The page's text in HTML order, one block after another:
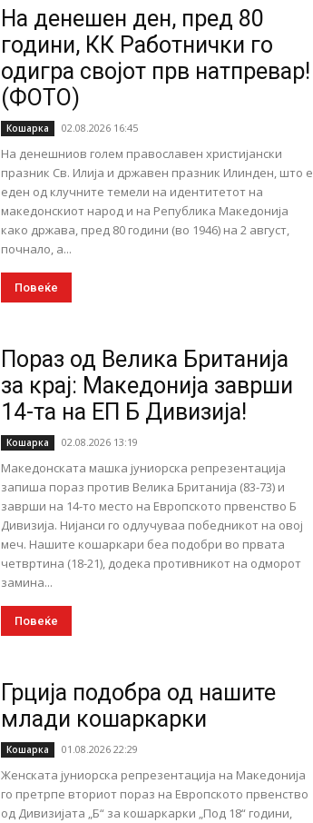
На денешен ден, пред 80
години, КК Работнички го
одигра својот прв натпревар!
(ФОТО)
Кошарка 02.08.2026 16:45
На денешниов голем православен христијански
празник Св. Илија и државен празник Илинден, што е
еден од клучните темели на идентитетот на
македонскиот народ и на Република Македонија
како држава, пред 80 години (во 1946) на 2 август,
почнало, а...
Повеќе
Пораз од Велика Британија
за крај: Македонија заврши
14-та на ЕП Б Дивизија!
Кошарка 02.08.2026 13:19
Македонската машка јуниорска репрезентација
запиша пораз против Велика Британија (83-73) и
заврши на 14-то место на Европското првенство Б
Дивизија. Нијанси го одлучуваа победникот на овој
меч. Нашите кошаркари беа подобри во првата
четвртина (18-21), додека противникот на одморот
замина...
Повеќе
Грција подобра од нашите
млади кошаркарки
Кошарка 01.08.2026 22:29
Женската јуниорска репрезентација на Македонија
го претрпе вториот пораз на Европското првенство
од Дивизијата „Б“ за кошаркарки „Под 18“ години,